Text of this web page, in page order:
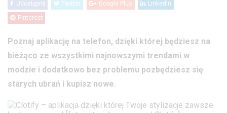
Udostępnij Twitter Google Plus LinkedIn
Pinterest
Poznaj aplikację na telefon, dzięki której będziesz na
bieżąco ze wszystkimi najnowszymi trendami w
modzie i dodatkowo bez problemu pozbędziesz się
starych ubrań i kupisz nowe.